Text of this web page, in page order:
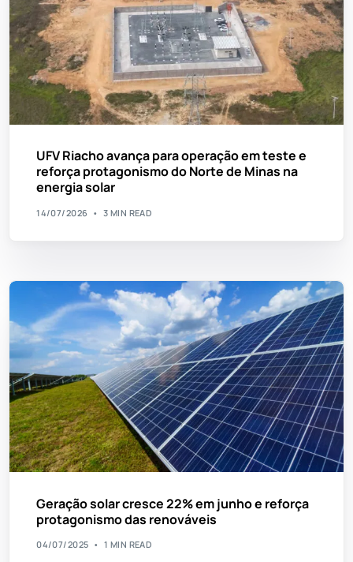
UFV Riacho avança para operação em teste e
reforça protagonismo do Norte de Minas na
energia solar
14/07/2026 3 MIN READ
Geração solar cresce 22% em junho e reforça
protagonismo das renováveis
04/07/2025 1 MIN READ